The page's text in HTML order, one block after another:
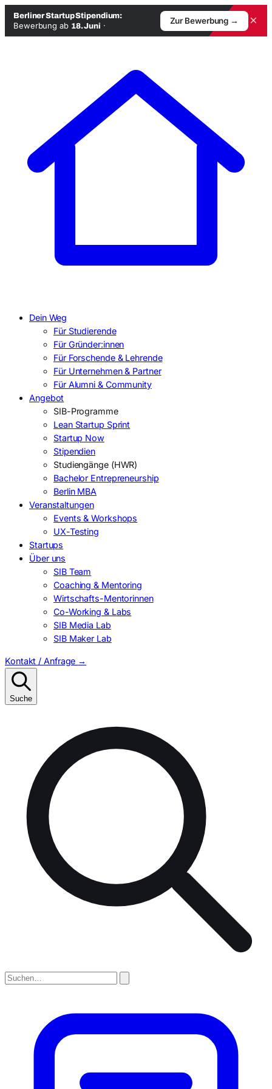
Berliner Startup Stipendium:
Bewerbung ab 18. Juni ·
Zur Bewerbung → ×
Dein Weg
Für Studierende
Für Gründer:innen
Für Forschende & Lehrende
Für Unternehmen & Partner
Für Alumni & Community
Angebot
SIB-Programme
Lean Startup Sprint
Startup Now
Stipendien
Studiengänge (HWR)
Bachelor Entrepreneurship
Berlin MBA
Veranstaltungen
Events & Workshops
UX-Testing
Startups
Über uns
SIB Team
Coaching & Mentoring
Wirtschafts-Mentorinnen
Co-Working & Labs
SIB Media Lab
SIB Maker Lab
Kontakt / Anfrage →
Suche